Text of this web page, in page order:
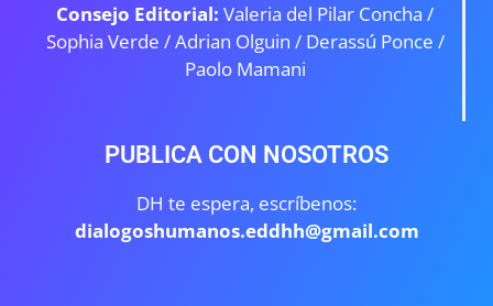
Consejo Editorial: Valeria del Pilar Concha /
Sophia Verde /Adrian Olguin / Derassú Ponce /
Paolo Mamani
PUBLICA CON NOSOTROS
DH te espera, escríbenos:
dialogoshumanos.eddhh@gmail.com